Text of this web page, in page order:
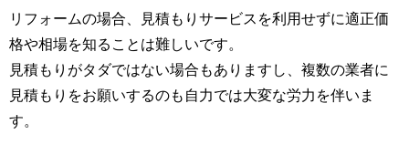
リフォームの場合、見積もりサービスを利用せずに適正価
格や相場を知ることは難しいです。
見積もりがタダではない場合もありますし、複数の業者に
見積もりをお願いするのも自力では大変な労力を伴いま
す。